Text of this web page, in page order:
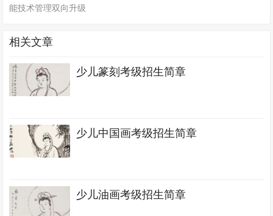
能技术管理双向升级
相关文章
少儿篆刻考级招生简章
少儿中国画考级招生简章
少儿油画考级招生简章